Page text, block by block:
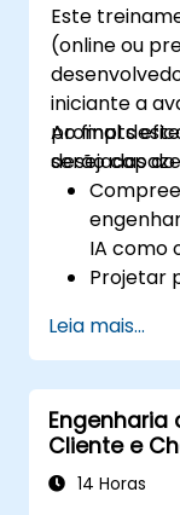
Este
(online ou
iniciante a
prompts
desejadas do
Ao final
serão
IA como
Projetar
Aplicar
de
cenário
Leia mais...
Engenharia
Cliente e
14 Horas